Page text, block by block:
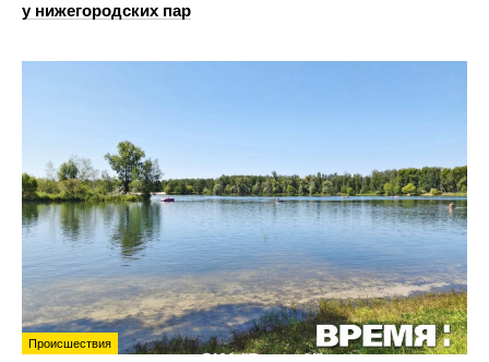
у нижегородских пар
Происшествия